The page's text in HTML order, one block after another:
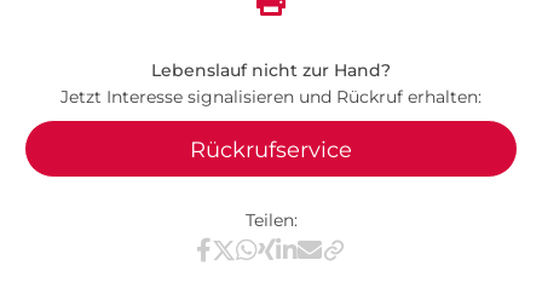
Lebenslauf nicht zur Hand?
Jetzt Interesse signalisieren und Rückruf erhalten:
Rückrufservice
Teilen:
Teilen via Facebook
Teilen via X / Twitter
Teilen via WhatsApp
Teilen via Xing
Teilen via LinkedIn
Teilen via E-Mail